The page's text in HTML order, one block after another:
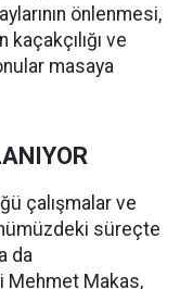
önlenmesi,
ve
masaya
çalışmalar ve
süreçte
da
Mehmet Makas,